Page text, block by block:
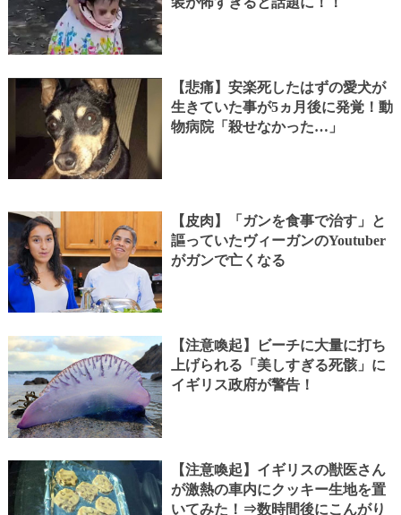
【悲痛】安楽死したはずの愛犬が
生きていた事が5ヵ月後に発覚！動
物病院「殺せなかった…」
【皮肉】「ガンを食事で治す」と
謳っていたヴィーガンのYoutuber
がガンで亡くなる
【注意喚起】ビーチに大量に打ち
上げられる「美しすぎる死骸」に
イギリス政府が警告！
【注意喚起】イギリスの獣医さん
が激熱の車内にクッキー生地を置
いてみた！⇒数時間後にこんがり